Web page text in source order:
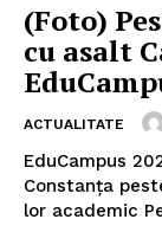
(Foto)
cu asalt
ACTUALITATE
EduCampus
Constanța